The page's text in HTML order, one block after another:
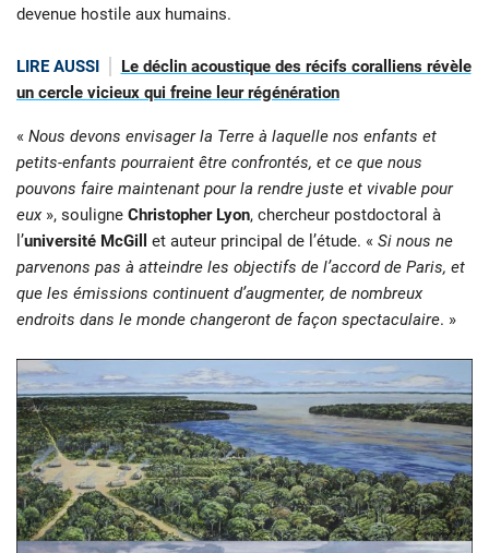
devenue hostile aux humains.
LIRE AUSSI
Le déclin acoustique des récifs coralliens révèle
un cercle vicieux qui freine leur régénération
« Nous devons envisager la Terre à laquelle nos enfants et
petits-enfants pourraient être confrontés, et ce que nous
pouvons faire maintenant pour la rendre juste et vivable pour
eux », souligne Christopher Lyon, chercheur postdoctoral à
l’université McGill et auteur principal de l’étude. « Si nous ne
parvenons pas à atteindre les objectifs de l’accord de Paris, et
que les émissions continuent d’augmenter, de nombreux
endroits dans le monde changeront de façon spectaculaire. »